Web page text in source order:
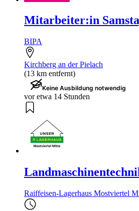
Mitarbeiter:in
BIPA
Kirchberg an der Pielach
(13 km entfernt)
Keine Ausbildung notwendig
vor etwa 14 Stunden
Raiffeisen-Lagerhaus Mostviertel